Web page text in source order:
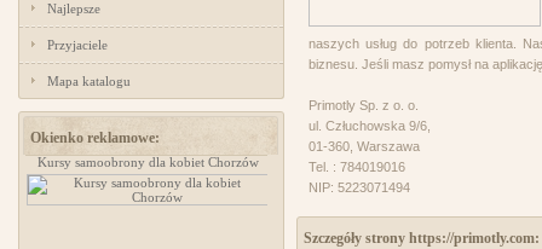
Najlepsze
Przyjaciele
Mapa katalogu
Okienko reklamowe:
Kursy samoobrony dla kobiet Chorzów www.ministerstwogadzetow.com
naszych usług do potrzeb klienta.
biznesu. Jeśli masz pomysł na
Primotly Sp. z o. o.
ul. Człuchowska 9/6,
01-360, Warszawa
Tel. : 784019016
NIP: 5223071494
Szczegóły strony https://primotly.com: